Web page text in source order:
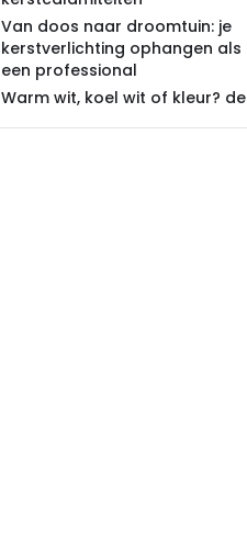
Van doos naar droomtuin: je
kerstverlichting ophangen als
een professional
Warm wit, koel wit of kleur? de